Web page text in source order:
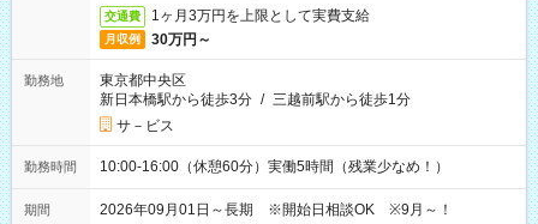
交通費 1ヶ月3万円を上限として実費支給
月収例 30万円～
勤務地
東京都中央区
新日本橋駅から徒歩3分 / 三越前駅から徒歩1分
サ－ビス
勤務時間 10:00-16:00（休憩60分）実働5時間（残業少なめ！）
期間 2026年09月01日～長期 ※開始日相談OK ※9月～！